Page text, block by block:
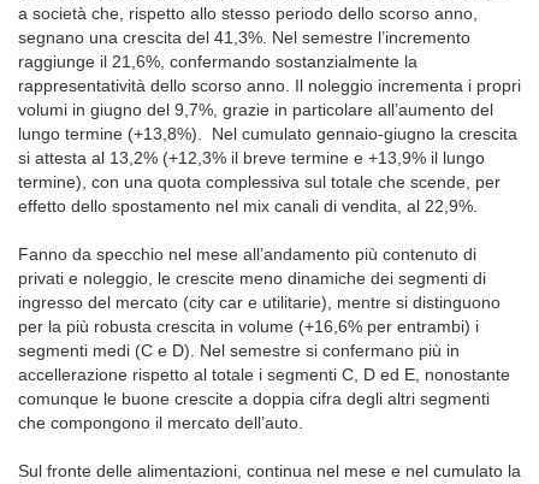
a società che, rispetto allo stesso periodo dello scorso anno,
segnano una crescita del 41,3%. Nel semestre l’incremento
raggiunge il 21,6%, confermando sostanzialmente la
rappresentatività dello scorso anno. Il noleggio incrementa i propri
volumi in giugno del 9,7%, grazie in particolare all’aumento del
lungo termine (+13,8%). Nel cumulato gennaio-giugno la crescita
si attesta al 13,2% (+12,3% il breve termine e +13,9% il lungo
termine), con una quota complessiva sul totale che scende, per
effetto dello spostamento nel mix canali di vendita, al 22,9%.
Fanno da specchio nel mese all’andamento più contenuto di
privati e noleggio, le crescite meno dinamiche dei segmenti di
ingresso del mercato (city car e utilitarie), mentre si distinguono
per la più robusta crescita in volume (+16,6% per entrambi) i
segmenti medi (C e D). Nel semestre si confermano più in
accellerazione rispetto al totale i segmenti C, D ed E, nonostante
comunque le buone crescite a doppia cifra degli altri segmenti
che compongono il mercato dell’auto.
Sul fronte delle alimentazioni, continua nel mese e nel cumulato la